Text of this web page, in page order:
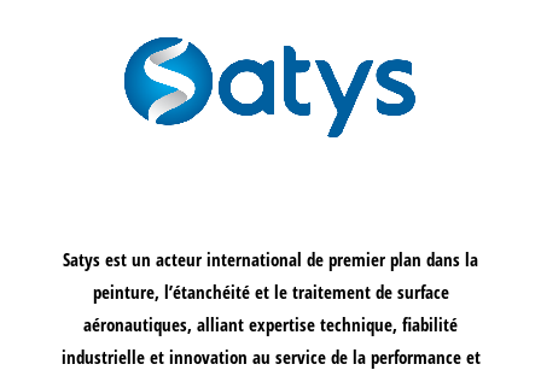
Satys est un acteur international de premier plan dans la
peinture, l’étanchéité et le traitement de surface
aéronautiques, alliant expertise technique, fiabilité
industrielle et innovation au service de la performance et